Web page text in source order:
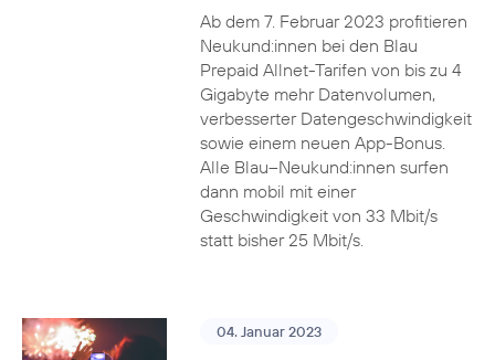
Ab dem 7. Februar 2023 profitieren
Neukund:innen bei den Blau
Prepaid Allnet-Tarifen von bis zu 4
Gigabyte mehr Datenvolumen,
verbesserter Datengeschwindigkeit
sowie einem neuen App-Bonus.
Alle Blau–Neukund:innen surfen
dann mobil mit einer
Geschwindigkeit von 33 Mbit/s
statt bisher 25 Mbit/s.
04. Januar 2023